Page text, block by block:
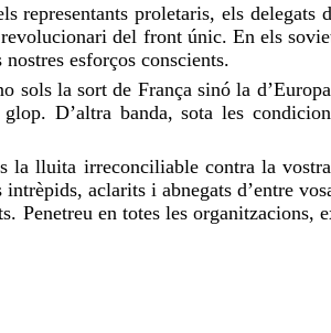
representants proletaris, els
del front únic. En els
esforços conscients.
sols la sort de França sinó la
D’altra banda, sota les
lluita irreconciliable contra la
aclarits i abnegats d’entre
en totes les